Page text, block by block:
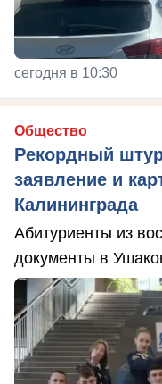
сегодня в 10:30
Общество
Рекордный
заявление и
Калининграда
Абитуриенты из
документы в